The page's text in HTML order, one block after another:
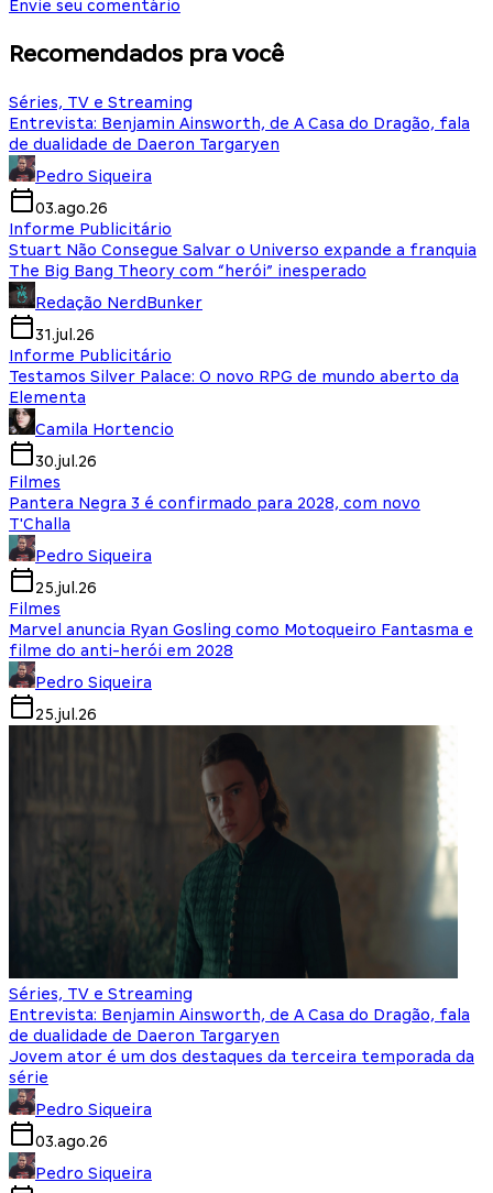
Envie seu comentário
Recomendados pra você
Séries, TV e Streaming
Entrevista: Benjamin Ainsworth, de A Casa do Dragão, fala
de dualidade de Daeron Targaryen
Pedro Siqueira
03.ago.26
Informe Publicitário
Stuart Não Consegue Salvar o Universo expande a franquia
The Big Bang Theory com “herói” inesperado
Redação NerdBunker
31.jul.26
Informe Publicitário
Testamos Silver Palace: O novo RPG de mundo aberto da
Elementa
Camila Hortencio
30.jul.26
Filmes
Pantera Negra 3 é confirmado para 2028, com novo
T'Challa
Pedro Siqueira
25.jul.26
Filmes
Marvel anuncia Ryan Gosling como Motoqueiro Fantasma e
filme do anti-herói em 2028
Pedro Siqueira
25.jul.26
Séries, TV e Streaming
Entrevista: Benjamin Ainsworth, de A Casa do Dragão, fala
de dualidade de Daeron Targaryen
Jovem ator é um dos destaques da terceira temporada da
série
Pedro Siqueira
03.ago.26
Pedro Siqueira